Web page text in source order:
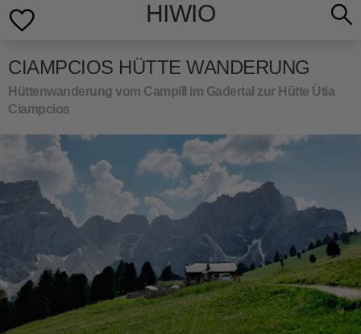
HIWIO
CIAMPCIOS HÜTTE WANDERUNG
Hüttenwanderung vom Campill im Gadertal zur Hütte Ütia
Ciampcios